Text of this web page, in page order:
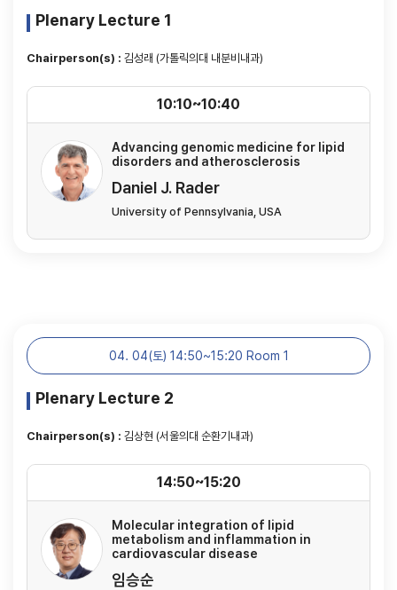
Plenary Lecture 1
Chairperson(s) : 김성래 (가톨릭의대 내분비내과)
Advancing genomic medicine for lipid
disorders and atherosclerosis
Daniel J. Rader
University of Pennsylvania, USA
10:10~10:40
04. 04(토) 14:50~15:20 Room 1
Plenary Lecture 2
Chairperson(s) : 김상현 (서울의대 순환기내과)
Molecular integration of lipid
metabolism and inflammation in
cardiovascular disease
임승순
14:50~15:20